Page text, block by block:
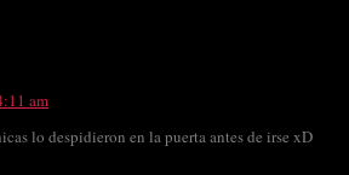
am
lo despidieron en la puerta antes de irse xD